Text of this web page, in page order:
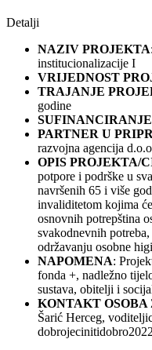
Detalji
NAZIV PROJEKTA
institucionalizacije I
VRIJEDNOST
TRAJANJE
godine
PARTNER U
razvojna agencija
OPIS PROJEKTA/
potpore i podrške u
navršenih 65 i više
invaliditetom kojima
osnovnih potrepština
svakodnevnih
održavanju osobne
NAPOMENA:
fonda +, nadležno
sustava, obitelji i
KONTAKT
Šarić Herceg,